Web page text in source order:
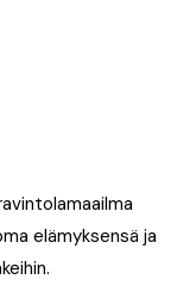
elämyksensä ja